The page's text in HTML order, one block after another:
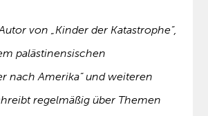
von „Kinder der Katastrophe“,
palästinensischen
nach Amerika“ und weiteren
regelmäßig über Themen